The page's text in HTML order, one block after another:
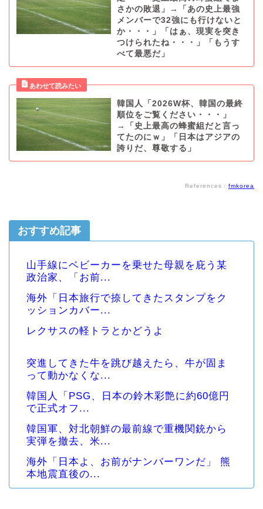
さかの敗退」→「あの史上最強
メンバーで32強にも行けないと
か・・・」「はぁ、現実を突き
つけられたね・・・」「もうす
べて最悪だ」
韓国人「2026W杯、韓国の最終
順位をご覧ください・・・」
→「史上最高の蜂蜜組だと言っ
てたのにｗ」「日本はアジアの
誇りだ、尊敬する」
References： fmkorea
おすすめ記事
山手線にベビーカーを乗せた母親を庇う某
政治家、「お前...
海外「日本旅行で捺してきたスタンプをク
ッションカバー...
レクサスの軽トラとかどうよ
突進してきた牛を跳び越えたら、牛が固ま
って動かなくな...
韓国人「PSG、日本の鈴木彩艶に約60億円
で正式オフ...
韓国軍、対北朝鮮の最前線で重機関銃から
実弾を撤去、米...
海外「日本よ、お前がナンバーワンだ」 熊
本地震直後の...